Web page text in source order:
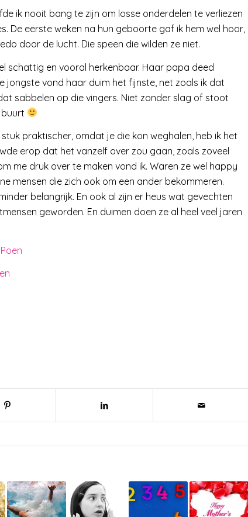
ik nooit bang te zijn om losse onderdelen te verliezen
De eerste weken na hun geboorte gaf ik hem wel hoor,
door de lucht. Die speen die wilden ze niet.
schattig en vooral herkenbaar. Haar papa deed
jongste vond haar duim het fijnste, net zoals ik dat
sabbelen op die vingers. Niet zonder slag of stoot
praktischer, omdat je die kon weghalen, heb ik het
erop dat het vanzelf over zou gaan, zoals zoveel
me druk over te maken vond ik. Waren ze wel happy
mensen die zich ook om een ander bekommeren.
belangrijk. En ook al zijn er heus wat gevechten
geworden. En duimen doen ze al heel veel jaren